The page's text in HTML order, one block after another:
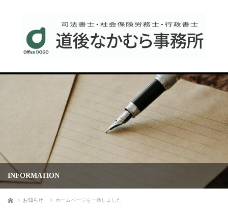
INFORMATION
ホーム お知らせ ホームページを一新しました